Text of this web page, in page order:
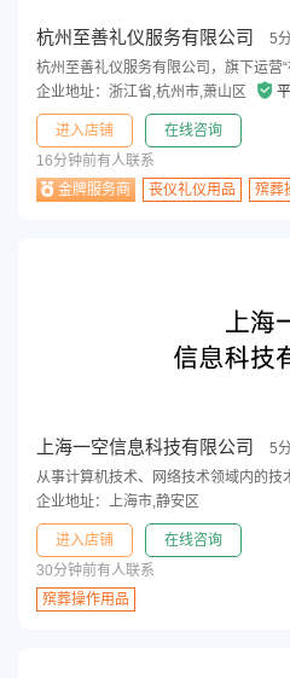
杭州至善礼仪服务有限公司
5
杭州至善礼仪服务有限公司，旗下运营
企业地址：浙江省,杭州市,萧山区
进入店铺
在线咨询
16分钟前有人联系
金牌服务商
丧仪礼仪用品 殡葬
上海一空信息科技有限公司
5
从事计算机技术、网络技术领域内的技
企业地址：上海市,静安区
进入店铺
在线咨询
30分钟前有人联系
殡葬操作用品